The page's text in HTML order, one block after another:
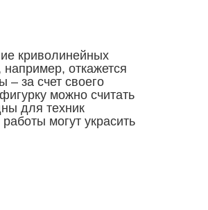
криволинейных
откажется
за счет своего
можно считать
для техник
могут украсить